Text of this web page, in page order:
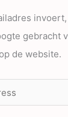
gebracht
de website.